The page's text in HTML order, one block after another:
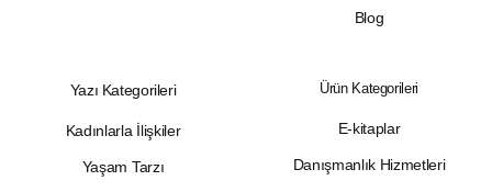
Blog
Yazı Kategorileri
Kadınlarla İlişkiler
Yaşam Tarzı
Ürün Kategorileri
E-kitaplar
Danışmanlık Hizmetleri